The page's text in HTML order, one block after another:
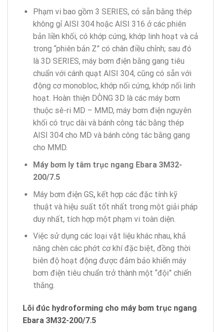
Phạm vi bao gồm 3 SERIES, có sẵn bằng thép
không gỉ AISI 304 hoặc AISI 316 ở các phiên
bản liền khối, có khớp cứng, khớp linh hoạt và cả
trong “phiên bản Z” có chân điều chỉnh; sau đó
là 3D SERIES, máy bơm điện bằng gang tiêu
chuẩn với cánh quạt AISI 304, cũng có sẵn với
động cơ monobloc, khớp nối cứng, khớp nối linh
hoạt. Hoàn thiện DÒNG 3D là các máy bơm
thuộc sê-ri MD – MMD, máy bơm điện nguyên
khối có trục dài và bánh công tác bằng thép
AISI 304 cho MD và bánh công tác bằng gang
cho MMD.
Máy bơm ly tâm trục ngang Ebara 3M32-
200/7.5
Máy bơm điện GS,kết hợp các đặc tính kỹ
thuật và hiệu suất tốt nhất trong một giải pháp
duy nhất, tích hợp một phạm vi toàn diện.
Việc sử dụng các loại vật liệu khác nhau, khả
năng chèn các phớt cơ khí đặc biệt, đồng thời
biên độ hoạt động được đảm bảo khiến máy
bơm điện tiêu chuẩn trở thành một “đội” chiến
thắng.
Lõi đúc hydroforming cho máy bơm trục ngang
Ebara 3M32-200/7.5